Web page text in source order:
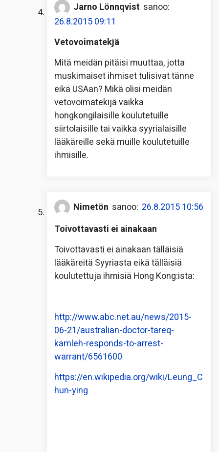
Jarno Lönnqvist sanoo:
26.8.2015 09:11
Vetovoimatekjä
Mitä meidän pitäisi muuttaa, jotta
muskimaiset ihmiset tulisivat tänne
eikä USAan? Mikä olisi meidän
vetovoimatekijä vaikka
hongkongilaisille koulutetuille
siirtolaisille tai vaikka syyrialaisille
lääkäreille sekä muille koulutetuille
ihmisille.
Nimetön sanoo: 26.8.2015 10:56
Toivottavasti ei ainakaan
Toivottavasti ei ainakaan tälläisiä
lääkäreitä Syyriasta eikä tälläisiä
koulutettuja ihmisiä Hong Kong:ista:
http://www.abc.net.au/news/2015-
06-21/australian-doctor-tareq-
kamleh-responds-to-arrest-
warrant/6561600
https://en.wikipedia.org/wiki/Leung_C
hun-ying